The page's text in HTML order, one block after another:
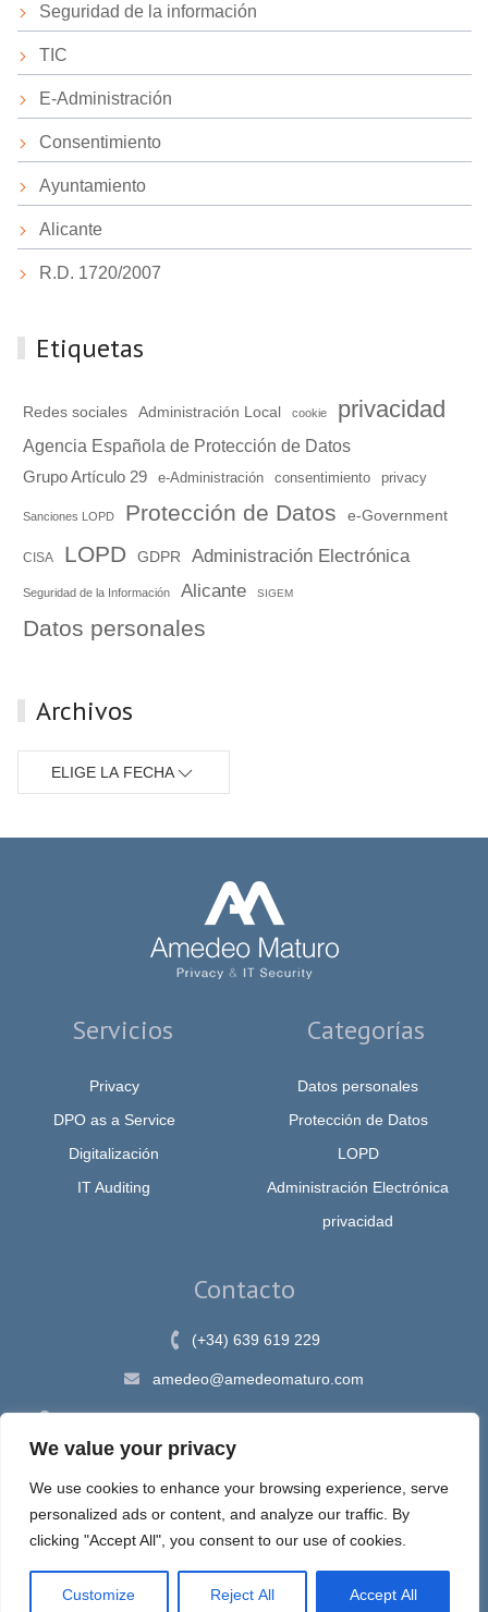
We value your privacy
We use cookies to enhance your browsing experience, serve
personalized ads or content, and analyze our traffic. By
clicking "Accept All", you consent to our use of cookies.
Customize Reject All Accept All
Seguridad de la información
TIC
E-Administración
Consentimiento
Ayuntamiento
Alicante
R.D. 1720/2007
Etiquetas
Redes sociales Administración Local cookie privacidad
Agencia Española de Protección de Datos
Grupo Artículo 29
e-Administración consentimiento privacy
Sanciones LOPD Protección de Datos e-Government
CISA LOPD GDPR Administración Electrónica
Seguridad de la Información Alicante SIGEM
Datos personales
Archivos
ELIGE LA FECHA
Servicios
Privacy
DPO as a Service
Digitalización
IT Auditing
Categorías
Datos personales
Protección de Datos
LOPD
Administración Electrónica
privacidad
Contacto
(+34) 639 619 229
amedeo@amedeomaturo.com
Av. Rambla Méndez Núnez, 12, Alicante 03002, España
Aviso Legal|Política de Privacidad|Política de cookies
Espira, sastre de tus ideas en internet © 2020